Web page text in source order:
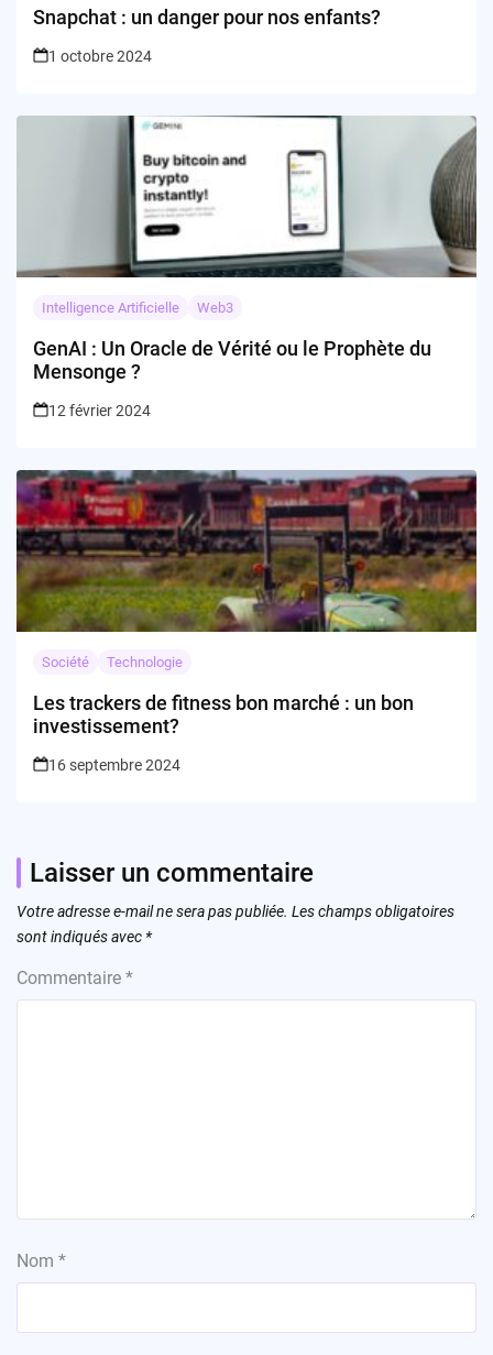
Snapchat : un danger pour nos enfants?
1 octobre 2024
Intelligence Artificielle Web3
GenAI : Un Oracle de Vérité ou le Prophète du
Mensonge ?
12 février 2024
Société Technologie
Les trackers de fitness bon marché : un bon
investissement?
16 septembre 2024
Laisser un commentaire
Votre adresse e-mail ne sera pas publiée. Les champs obligatoires
sont indiqués avec *
Commentaire *
Nom *